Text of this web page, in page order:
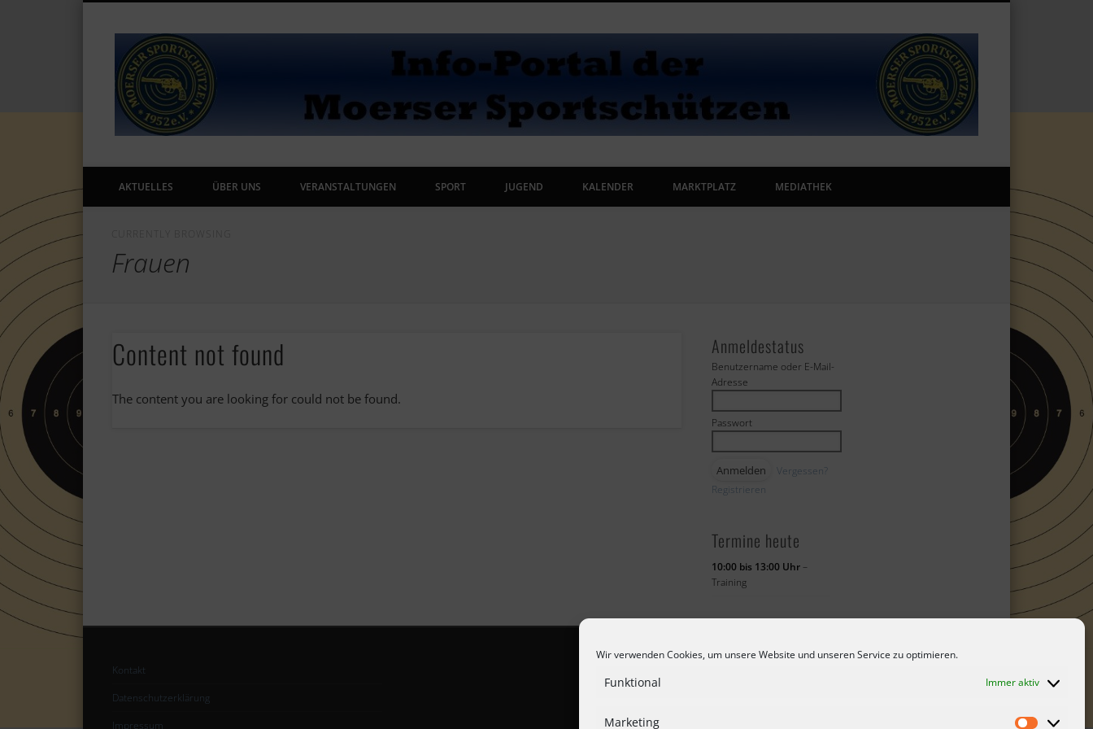
Wir verwenden Cookies, um unsere Website und unseren Service zu optimieren.
Funktional Immer aktiv
Marketing
Moerser-
AKTUELLES ÜBER UNS VERANSTALTUNGEN SPORT JUGEND KALENDER MARKTPLATZ MEDIATHEK
Frauen
Content not found
The content you are looking for could not be found.
Anmeldestatus
Benutzername oder E-Mail-
Adresse
Passwort
Vergessen?
Registrieren
Termine heute
10:00 bis 13:00 Uhr–
Training
Kontakt
Datenschutzerklärung
Impressum